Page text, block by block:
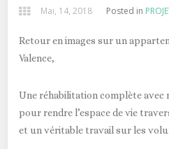
Mai, 14, 2018 Posted in
Retour en images sur un
Valence,
Une réhabilitation complète avec
pour rendre l’espace de vie
et un véritable travail sur les